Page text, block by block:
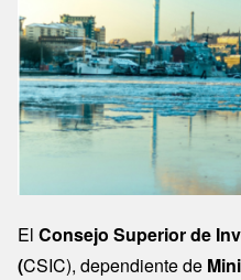
El Consejo Superior de
(CSIC), dependiente de